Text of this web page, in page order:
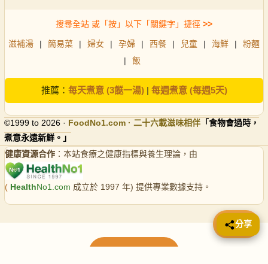
搜尋全站 或「按」以下「關鍵字」捷徑 >>
滋補湯 | 簡易菜 | 婦女 | 孕婦 | 西餐 | 兒童 | 海鮮 |
粉麵
|
飯
推薦： 每天煮意 (3餸一湯)| 每週煮意 (每週5天)
©1999 to 2026 · FoodNo1.com · 二十六載滋味相伴 「食物會過時，
煮意永遠新鮮。」
健康資源合作 ：本站食療之健康指標與養生理論，由
( HealthNo1.com 成立於 1997 年) 提供專業數據支持。
📤 分享
分享